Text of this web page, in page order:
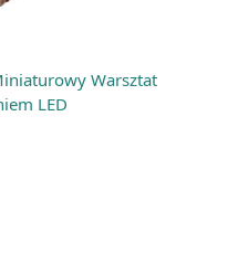
Warsztat
LED